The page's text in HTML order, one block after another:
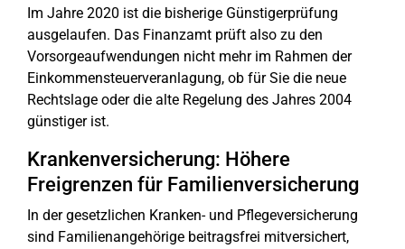
Im Jahre 2020 ist die bisherige Günstigerprüfung
ausgelaufen. Das Finanzamt prüft also zu den
Vorsorgeaufwendungen nicht mehr im Rahmen der
Einkommensteuerveranlagung, ob für Sie die neue
Rechtslage oder die alte Regelung des Jahres 2004
günstiger ist.
Krankenversicherung: Höhere
Freigrenzen für Familienversicherung
In der gesetzlichen Kranken- und Pflegeversicherung
sind Familienangehörige beitragsfrei mitversichert,